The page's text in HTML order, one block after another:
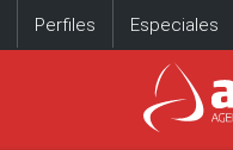
Perfiles Especiales